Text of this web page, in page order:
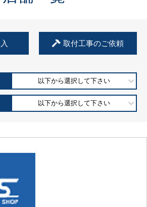
取付工事のご依頼
以下から選択して下さい
以下から選択して下さい